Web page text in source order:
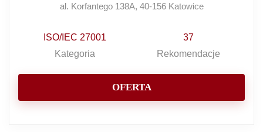
al. Korfantego 138A, 40-156 Katowice
ISO/IEC 27001
Kategoria
37
Rekomendacje
OFERTA